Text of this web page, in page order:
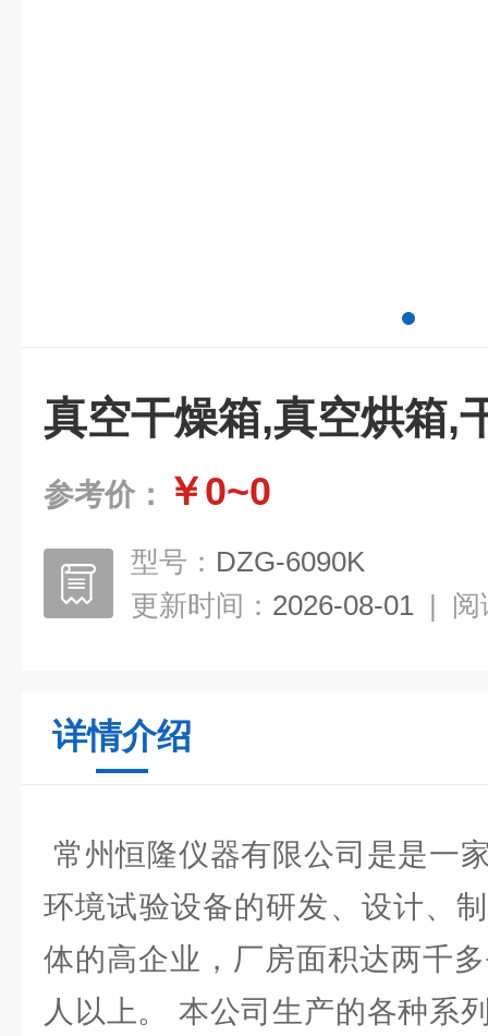
真空干燥箱,真空烘箱,
参考价： ￥0~0
型号： DZG-6090K
更新时间： 2026-08-01 | 阅
详情介绍
常州恒隆仪器有限公司是是一
环境试验设备的研发、设计、
体的高企业，厂房面积达两千
人以上。 本公司生产的各种系